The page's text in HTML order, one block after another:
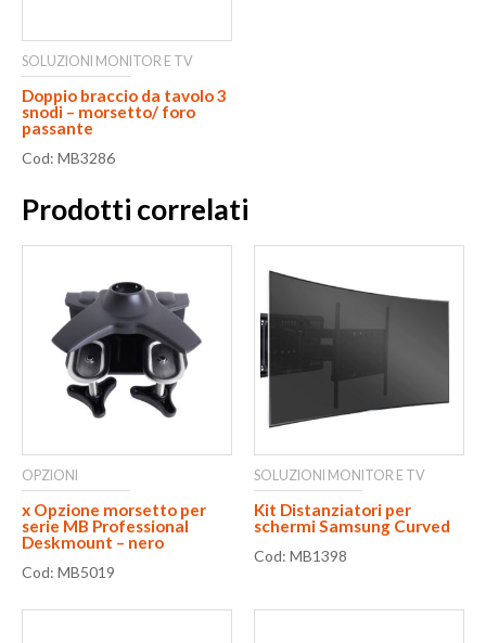
SOLUZIONI MONITOR E TV
Doppio braccio da tavolo 3
snodi – morsetto/ foro
passante
Cod: MB3286
Prodotti correlati
OPZIONI
x Opzione morsetto per
serie MB Professional
Deskmount – nero
Cod: MB5019
SOLUZIONI MONITOR E TV
Kit Distanziatori per
schermi Samsung Curved
Cod: MB1398